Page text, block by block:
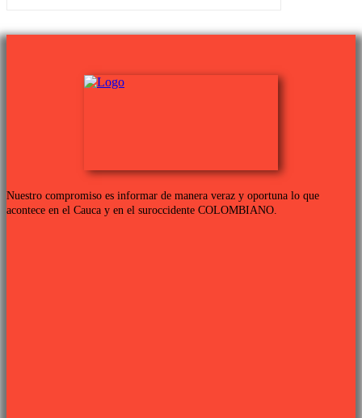
Nuestro compromiso es informar de manera veraz y oportuna lo que
acontece en el Cauca y en el suroccidente COLOMBIANO.